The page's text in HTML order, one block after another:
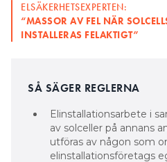
ELSÄKERHETSEXPERTEN:
“MASSOR AV FEL NÄR
INSTALLERAS FELAKTIGT”
SÅ SÄGER REGLERNA
Elinstallationsarbete i
av solceller på annans
utföras av någon som
elinstallationsföretags